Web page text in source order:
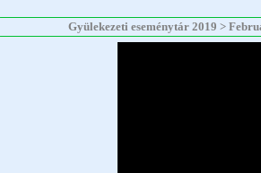
Gyülekezeti eseménytár 2019 >